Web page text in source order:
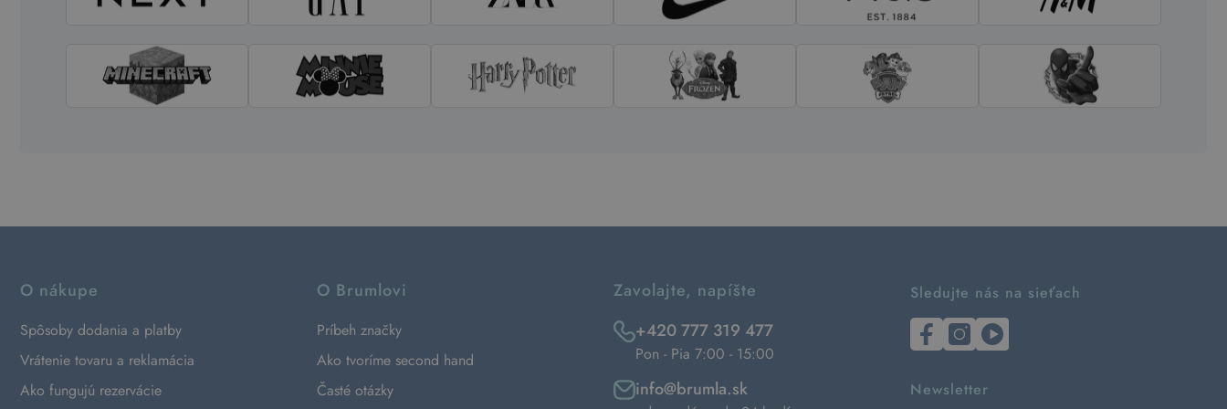
O nákupe
Spôsoby dodania a platby
Vrátenie tovaru a reklamácia
Ako fungujú rezervácie
O Brumlovi
Príbeh značky
Ako tvoríme second hand
Časté otázky
Zavolajte, napíšte
+420 777 319 477
Pon - Pia 7:00 - 15:00
info@brumla.sk
Sledujte nás na sieťach
Newsletter